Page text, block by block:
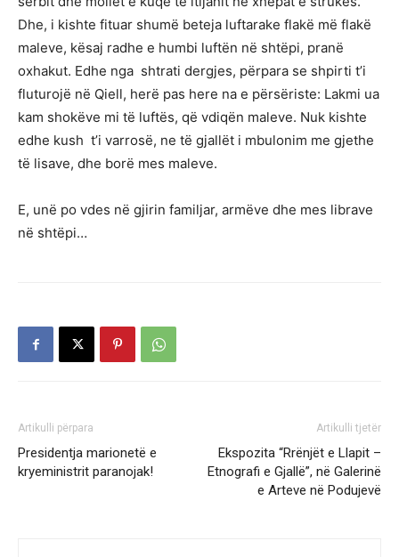
Dhe, i kishte fituar shumë beteja luftarake flakë më flakë
maleve, kësaj radhe e humbi luftën në shtëpi, pranë
oxhakut. Edhe nga shtrati dergjes, përpara se shpirti t’i
fluturojë në Qiell, herë pas here na e përsëriste: Lakmi ua
kam shokëve mi të luftës, që vdiqën maleve. Nuk kishte
edhe kush t’i varrosë, ne të gjallët i mbulonim me gjethe
të lisave, dhe borë mes maleve.
E, unë po vdes në gjirin familjar, armëve dhe mes librave
në shtëpi…
Artikulli përpara
Presidentja marionetë e
kryeministrit paranojak!
Artikulli tjetër
Ekspozita “Rrënjët e Llapit –
Etnografi e Gjallë”, në Galerinë
e Arteve në Podujevë